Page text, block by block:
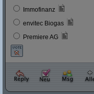
Immofinanz
envitec Biogas
Premiere AG